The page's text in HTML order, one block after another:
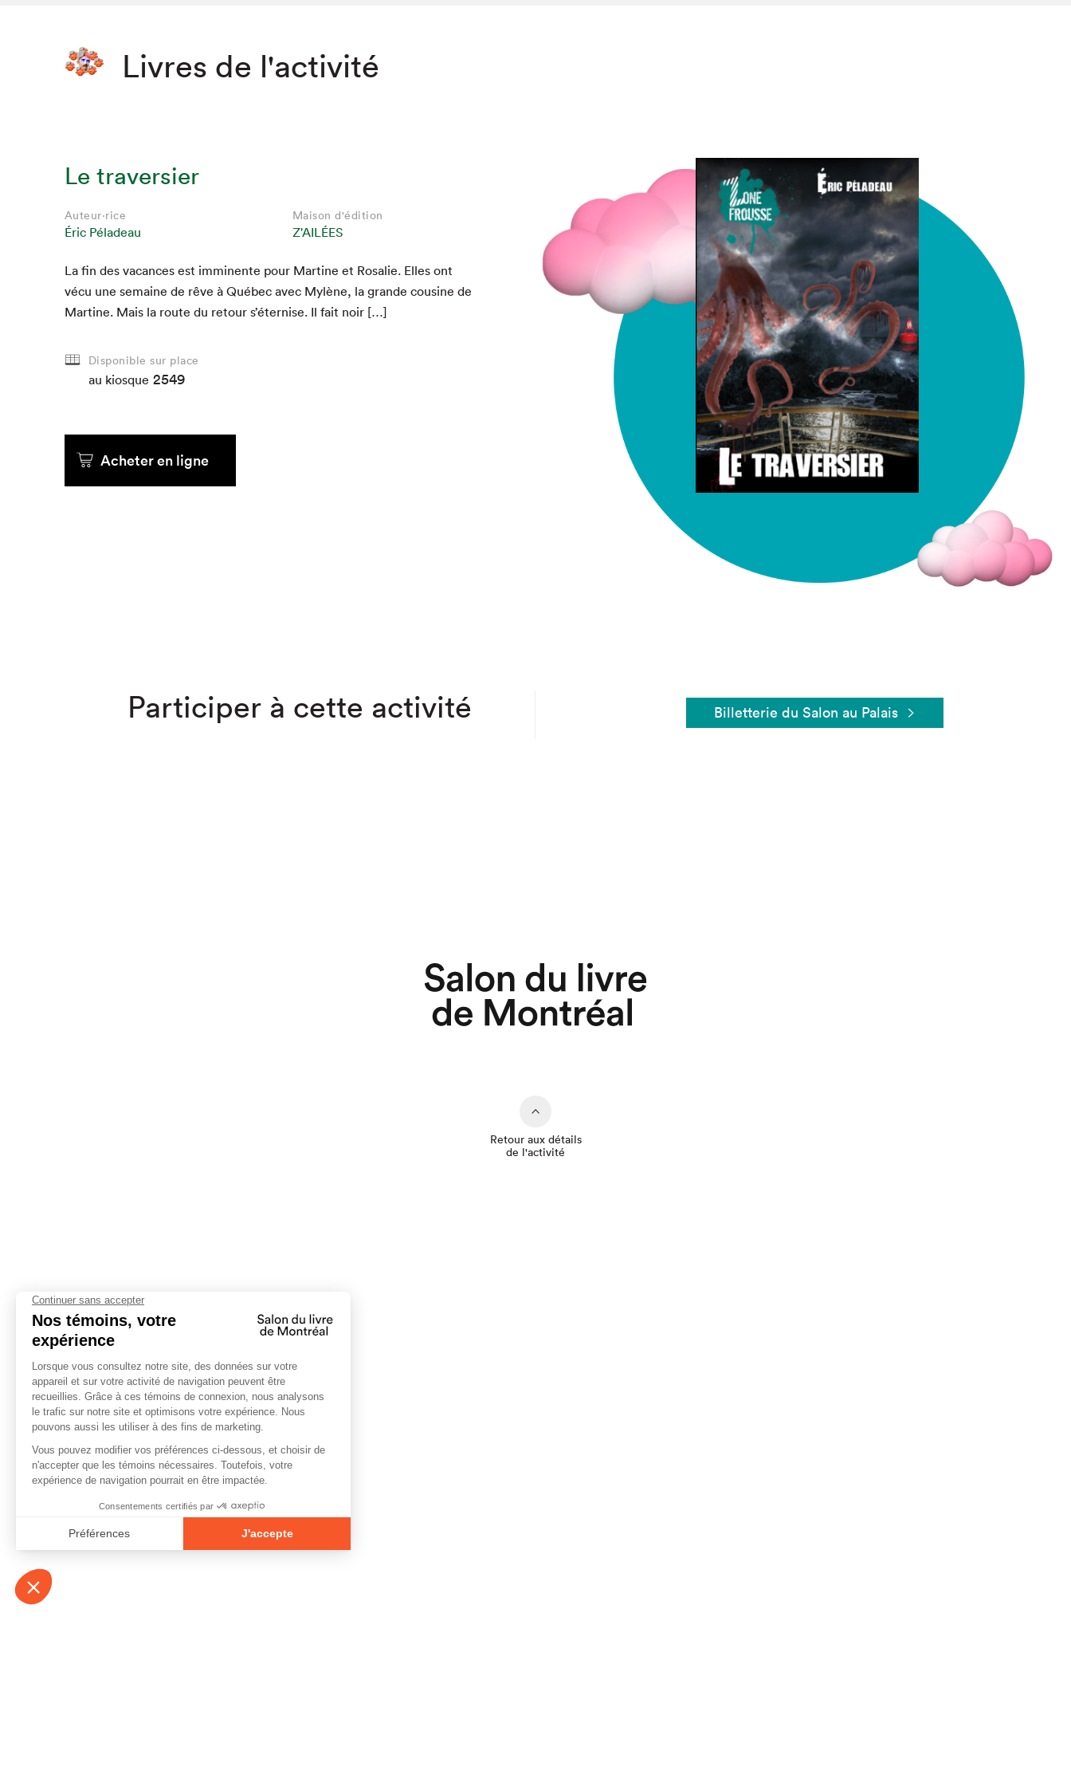
Livres de l'activité
Le traversier
Auteur·rice
Éric Péladeau
Maison d'édition
Z'AILÉES
La fin des vacances est immi­nente pour Mar­tine et Ros­alie. Elles ont
vécu une semaine de rêve à Québec avec Mylène, la grande cou­sine de
Mar­tine. Mais la route du retour s’éternise. Il fait noir […]
Disponible sur place
au kiosque 2549
Acheter en ligne
Participer à cette activité Billetterie du Salon au Palais
Retour aux détails
de l'activité